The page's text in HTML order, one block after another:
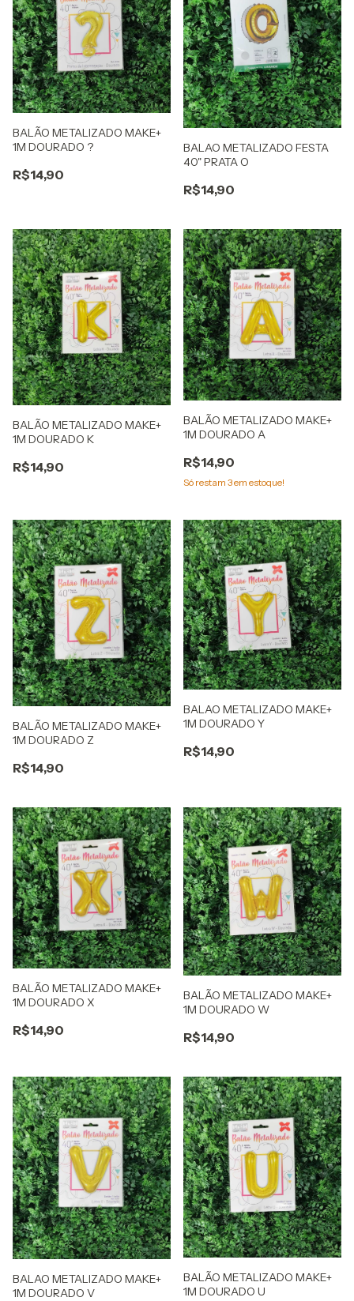
BALÃO METALIZADO MAKE+
1M DOURADO ?
R$14,90
BALAO METALIZADO FESTA
40" PRATA O
R$14,90
BALÃO METALIZADO MAKE+
1M DOURADO K
R$14,90
BALÃO METALIZADO MAKE+
1M DOURADO A
R$14,90
Só restam 3em estoque!
BALÃO METALIZADO MAKE+
1M DOURADO Z
R$14,90
BALAO METALIZADO MAKE+
1M DOURADO Y
R$14,90
BALÃO METALIZADO MAKE+
1M DOURADO X
R$14,90
BALÃO METALIZADO MAKE+
1M DOURADO W
R$14,90
BALAO METALIZADO MAKE+
1M DOURADO V
BALÃO METALIZADO MAKE+
1M DOURADO U